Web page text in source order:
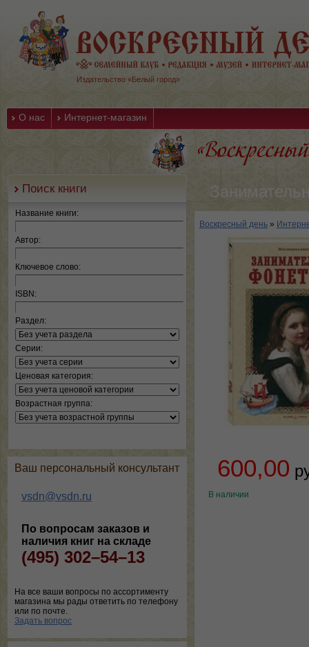
Издательство «Белый город»
О нас Интернет-магазин
Поиск книги
Название книги:
Автор:
Ключевое слово:
ISBN:
Раздел:
Серии:
Ценовая категория:
Возрастная группа:
Ваш персональный консультант
vsdn@vsdn.ru
По вопросам заказов и
наличия книг на складе
(495) 302–54–13
На все ваши вопросы по ассортименту
магазина мы рады ответить по телефону
или по почте.
Задать вопрос
Воскресный день »
600,00
В наличии